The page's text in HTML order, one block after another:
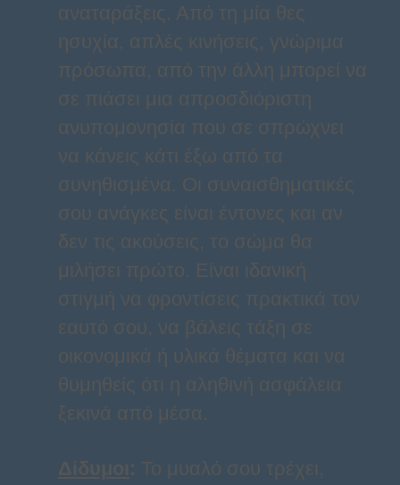
αναταράξεις. Από τη μία θες
ησυχία, απλές κινήσεις, γνώριμα
πρόσωπα, από την άλλη μπορεί να
σε πιάσει μια απροσδιόριστη
ανυπομονησία που σε σπρώχνει
να κάνεις κάτι έξω από τα
συνηθισμένα. Οι συναισθηματικές
σου ανάγκες είναι έντονες και αν
δεν τις ακούσεις, το σώμα θα
μιλήσει πρώτο. Είναι ιδανική
στιγμή να φροντίσεις πρακτικά τον
εαυτό σου, να βάλεις τάξη σε
οικονομικά ή υλικά θέματα και να
θυμηθείς ότι η αληθινή ασφάλεια
ξεκινά από μέσα.
Δίδυμοι: Το μυαλό σου τρέχει,